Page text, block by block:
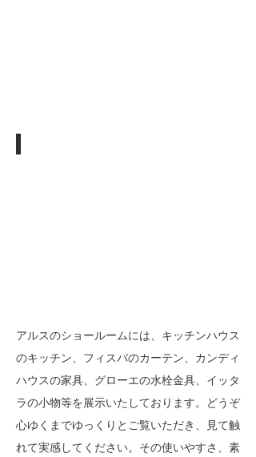
アルスのショールームには、キッチンハウス
のキッチン、フィスバのカーテン、カンディ
ハウスの家具、グローエの水栓金具、イッタ
ラの小物等を展示いたしております。どうぞ
心ゆくまでゆっくりとご覧いただき、見て触
れて実感してください。その使いやすさ、素